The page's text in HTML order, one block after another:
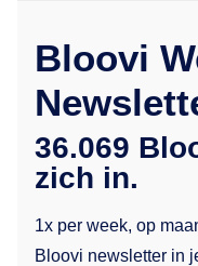
Bloovi
36.069
zich in.
1x per week, op
Bloovi newsletter in